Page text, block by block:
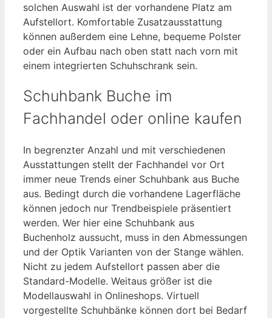
solchen Auswahl ist der vorhandene Platz am
Aufstellort. Komfortable Zusatzausstattung
können außerdem eine Lehne, bequeme Polster
oder ein Aufbau nach oben statt nach vorn mit
einem integrierten Schuhschrank sein.
Schuhbank Buche im
Fachhandel oder online kaufen
In begrenzter Anzahl und mit verschiedenen
Ausstattungen stellt der Fachhandel vor Ort
immer neue Trends einer Schuhbank aus Buche
aus. Bedingt durch die vorhandene Lagerfläche
können jedoch nur Trendbeispiele präsentiert
werden. Wer hier eine Schuhbank aus
Buchenholz aussucht, muss in den Abmessungen
und der Optik Varianten von der Stange wählen.
Nicht zu jedem Aufstellort passen aber die
Standard-Modelle. Weitaus größer ist die
Modellauswahl in Onlineshops. Virtuell
vorgestellte Schuhbänke können dort bei Bedarf